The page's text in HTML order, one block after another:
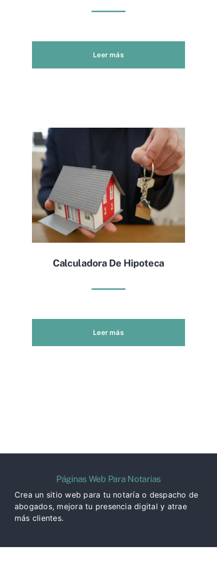
Leer más
Calculadora De Hipoteca
Leer más
Páginas Web Para Notarias
Crea un sitio web para tu notaría o despacho de
abogados, mejora tu presencia digital y atrae
más clientes.